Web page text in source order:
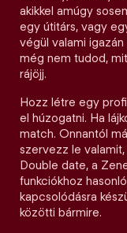
akikkel amúgy
egy útitárs, vagy
végül valami
még nem tudod,
rájöjj.
Hozz létre egy
el húzogatni. Ha
match. Onnantól
szervezz le
Double date, a
funkciókhoz
kapcsolódásra
közötti bármire.